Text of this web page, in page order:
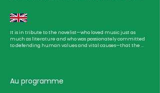
It is in tribute to the novelist—who loved music just as
much as literature and who was passionately committed
to defending human values and vital causes—that the
Les Soirées du Castellet have once again brought together
the Georges Sand Trio and Violaine Despeyroux to present a
Au programme